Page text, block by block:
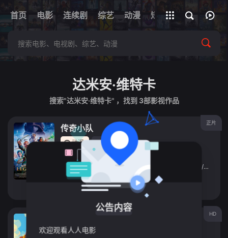
首页 电影 连续剧 综艺 动漫 短剧 网址
全部影片
达米安·维特卡
搜索"达米安·维特卡" ，找到 3部影视作品
正片
传奇小队
动漫 2026
法国
导演：
纪约姆·伊弗奈
主演：Kendell Byrd /
立即播放
HD
动漫 2020
公告内容
欢迎观看人人电影